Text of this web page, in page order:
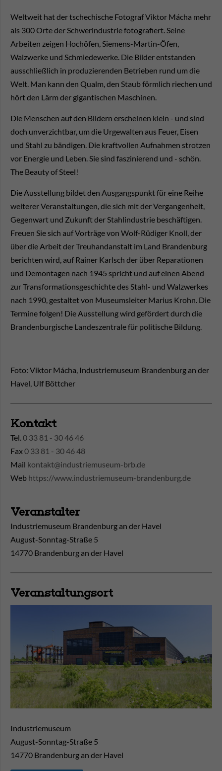
Weltweit hat der tschechische Fotograf Viktor Mácha mehr
als 300 Orte der Schwerindustrie fotografiert. Seine
Arbeiten zeigen Hochöfen, Siemens-Martin-Öfen,
Walzwerke und Schmiedewerke. Die Bilder entstanden
ausschließlich in produzierenden Betrieben rund um die
Welt. Man kann den Qualm, den Staub förmlich riechen und
hört den Lärm der gigantischen Maschinen.
Die Menschen auf den Bildern erscheinen klein - und sind
doch unverzichtbar, um die Urgewalten aus Feuer, Eisen
und Stahl zu bändigen. Die kraftvollen Aufnahmen strotzen
vor Energie und Leben. Sie sind faszinierend und - schön.
The Beauty of Steel!
Die Ausstellung bildet den Ausgangspunkt für eine Reihe
weiterer Veranstaltungen, die sich mit der Vergangenheit,
Gegenwart und Zukunft der Stahlindustrie beschäftigen.
Freuen Sie sich auf Vorträge von Wolf-Rüdiger Knoll, der
über die Arbeit der Treuhandanstalt im Land Brandenburg
berichten wird, auf Rainer Karlsch der über Reparationen
und Demontagen nach 1945 spricht und auf einen Abend
zur Transformationsgeschichte des Stahl- und Walzwerkes
nach 1990, gestaltet von Museumsleiter Marius Krohn. Die
Termine folgen! Die Ausstellung wird gefördert durch die
Brandenburgische Landeszentrale für politische Bildung.
Foto: Viktor Mácha, Industriemuseum Brandenburg an der
Havel, Ulf Böttcher
Kontakt
Tel.0 33 81 - 30 46 46
Fax0 33 81 - 30 46 48
Mail kontakt@industriemuseum-brb.de
Web https://www.industriemuseum-brandenburg.de
Veranstalter
Industriemuseum Brandenburg an der Havel
August-Sonntag-Straße 5
14770 Brandenburg an der Havel
Veranstaltungsort
Industriemuseum
August-Sonntag-Straße 5
14770 Brandenburg an der Havel